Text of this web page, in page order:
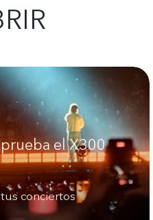
el X300
conciertos